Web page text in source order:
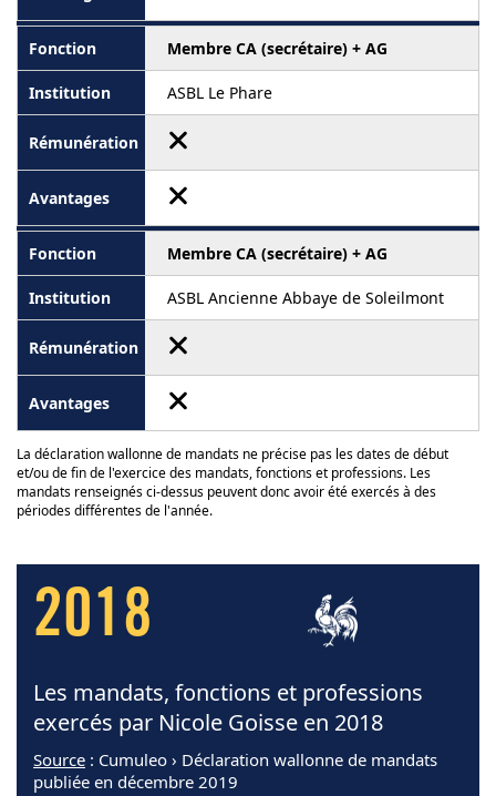
Membre CA (secrétaire) + AG
ASBL Le Phare
Membre CA (secrétaire) + AG
ASBL Ancienne Abbaye de Soleilmont
La déclaration wallonne de mandats ne précise pas les dates de début
et/ou de fin de l'exercice des mandats, fonctions et professions. Les
mandats renseignés ci-dessus peuvent donc avoir été exercés à des
périodes différentes de l'année.
2018
Les mandats, fonctions et professions
exercés par Nicole Goisse en 2018
Source : Cumuleo › Déclaration wallonne de mandats
publiée en décembre 2019